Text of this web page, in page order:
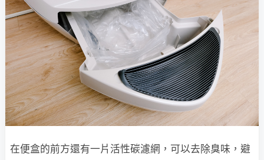
在便盒的前方還有一片活性碳濾網，可以去除臭味，避